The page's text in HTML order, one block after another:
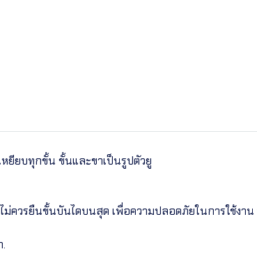
หยียบทุกขั้น ขั้นและขาเป็นรูปตัวยู
รยืนขั้นบันไดบนสุด เพื่อความปลอดภัยในการใช้งาน